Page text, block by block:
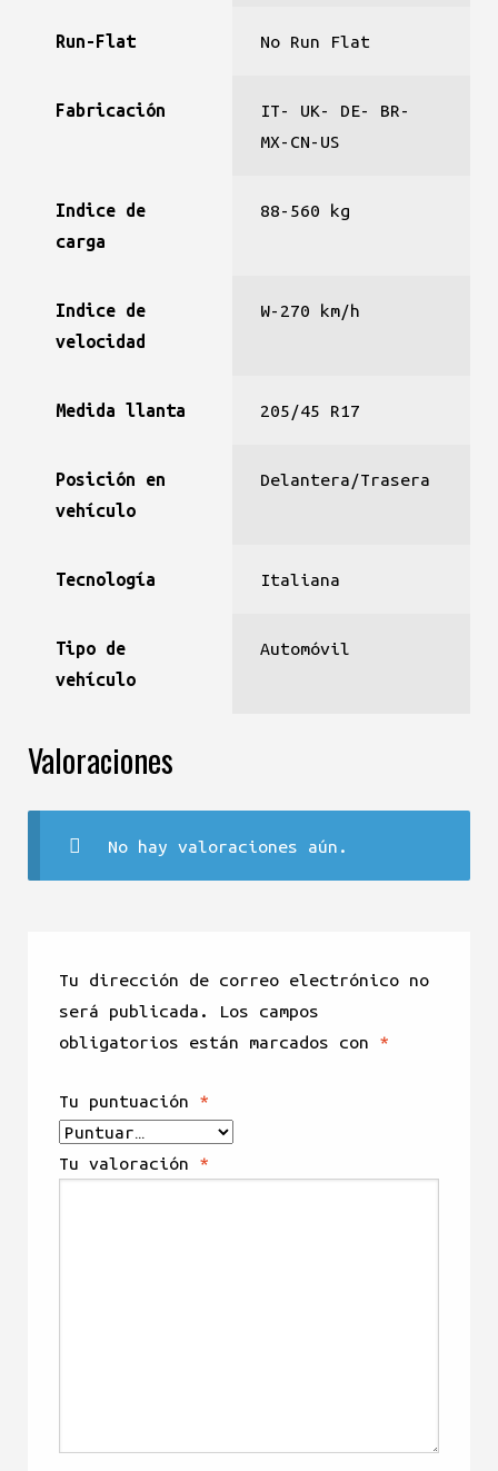
Run-Flat No Run Flat
Fabricación
IT- UK- DE- BR-
MX-CN-US
Indice de
carga
88-560 kg
Indice de
velocidad
W-270 km/h
Medida llanta 205/45 R17
Posición en
vehículo
Delantera/Trasera
Tecnología Italiana
Tipo de
vehículo
Automóvil
Valoraciones
No hay valoraciones aún.
Tu dirección de correo electrónico no
será publicada.
Los campos
obligatorios están marcados con *
Tu puntuación *
Tu valoración *